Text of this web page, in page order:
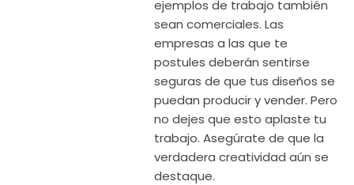
ejemplos de trabajo también
sean comerciales. Las
empresas a las que te
postules deberán sentirse
seguras de que tus diseños se
puedan producir y vender. Pero
no dejes que esto aplaste tu
trabajo. Asegúrate de que la
verdadera creatividad aún se
destaque.